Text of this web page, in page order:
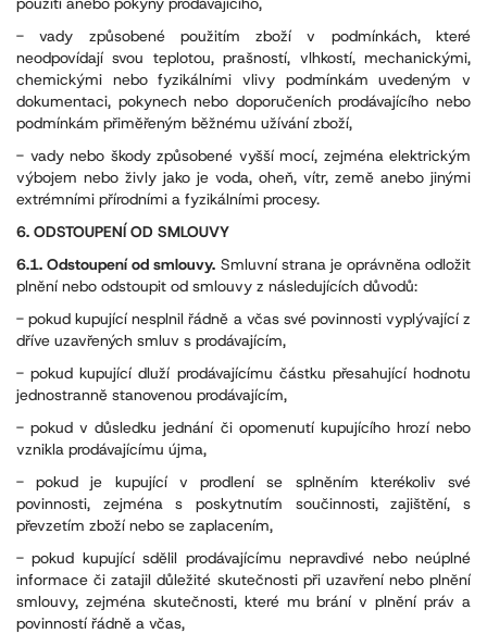
- vady způsobené použitím zboží v podmínkách, které
neodpovídají svou teplotou, prašností, vlhkostí, mechanickými,
chemickými nebo fyzikálními vlivy podmínkám uvedeným v
dokumentaci, pokynech nebo doporučeních prodávajícího nebo
podmínkám přiměřeným běžnému užívání zboží,
- vady nebo škody způsobené vyšší mocí, zejména elektrickým
výbojem nebo živly jako je voda, oheň, vítr, země anebo jinými
extrémními přírodními a fyzikálními procesy.
6. ODSTOUPENÍ OD SMLOUVY
6.1. Odstoupení od smlouvy. Smluvní strana je oprávněna odložit
plnění nebo odstoupit od smlouvy z následujících důvodů:
- pokud kupující nesplnil řádně a včas své povinnosti vyplývající z
dříve uzavřených smluv s prodávajícím,
- pokud kupující dluží prodávajícímu částku přesahující hodnotu
jednostranně stanovenou prodávajícím,
- pokud v důsledku jednání či opomenutí kupujícího hrozí nebo
vznikla prodávajícímu újma,
- pokud je kupující v prodlení se splněním kterékoliv své
povinnosti, zejména s poskytnutím součinnosti, zajištění, s
převzetím zboží nebo se zaplacením,
- pokud kupující sdělil prodávajícímu nepravdivé nebo neúplné
informace či zatajil důležité skutečnosti při uzavření nebo plnění
smlouvy, zejména skutečnosti, které mu brání v plnění práv a
povinností řádně a včas,